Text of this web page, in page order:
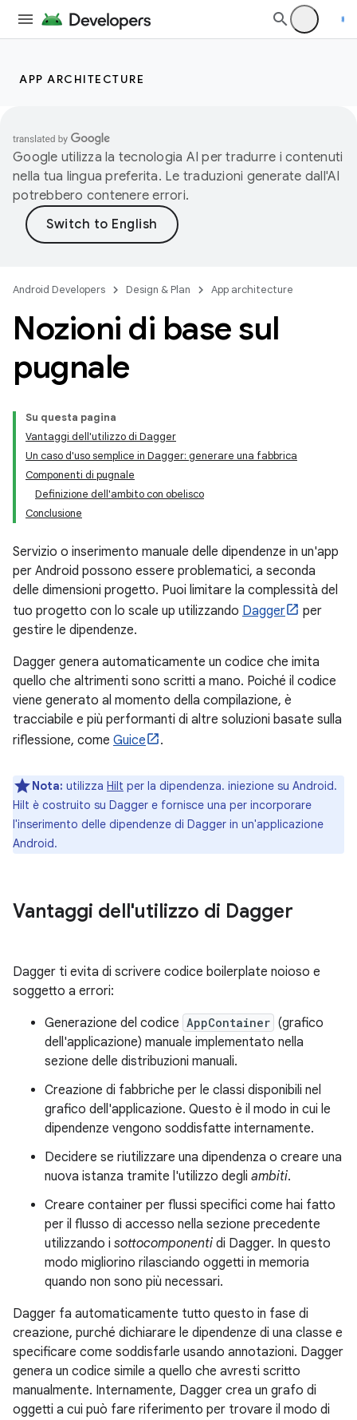
APP ARCHITECTURE
Google utilizza la tecnologia AI per tradurre i contenuti
nella tua lingua preferita. Le traduzioni generate dall'AI
potrebbero contenere errori.
Android Developers Design & Plan App architecture
Nozioni di base sul
pugnale
Su questa pagina
Vantaggi dell'utilizzo di Dagger
Un caso d'uso semplice in Dagger: generare una fabbrica
Componenti di pugnale
Definizione dell'ambito con obelisco
Conclusione
Servizio o inserimento manuale delle dipendenze in un'app
per Android possono essere problematici, a seconda
delle dimensioni progetto. Puoi limitare la complessità del
tuo progetto con lo scale up utilizzando Dagger
per
gestire le dipendenze.
Dagger genera automaticamente un codice che imita
quello che altrimenti sono scritti a mano. Poiché il codice
viene generato al momento della compilazione, è
tracciabile e più performanti di altre soluzioni basate sulla
riflessione, come Guice .
Nota: utilizza Hilt per la dipendenza. iniezione su Android.
Hilt è costruito su Dagger e fornisce una per incorporare
l'inserimento delle dipendenze di Dagger in un'applicazione
Android.
Vantaggi dell'utilizzo di Dagger
Dagger ti evita di scrivere codice boilerplate noioso e
soggetto a errori:
Generazione del codice AppContainer (grafico
dell'applicazione) manuale implementato nella
sezione delle distribuzioni manuali.
Creazione di fabbriche per le classi disponibili nel
grafico dell'applicazione. Questo è il modo in cui le
dipendenze vengono soddisfatte internamente.
Decidere se riutilizzare una dipendenza o creare una
nuova istanza tramite l'utilizzo degli ambiti.
Creare container per flussi specifici come hai fatto
per il flusso di accesso nella sezione precedente
utilizzando i sottocomponenti di Dagger. In questo
modo migliorino rilasciando oggetti in memoria
quando non sono più necessari.
Dagger fa automaticamente tutto questo in fase di
creazione, purché dichiarare le dipendenze di una classe e
specificare come soddisfarle usando annotazioni. Dagger
genera un codice simile a quello che avresti scritto
manualmente. Internamente, Dagger crea un grafo di
oggetti a cui può fare riferimento per trovare il modo di